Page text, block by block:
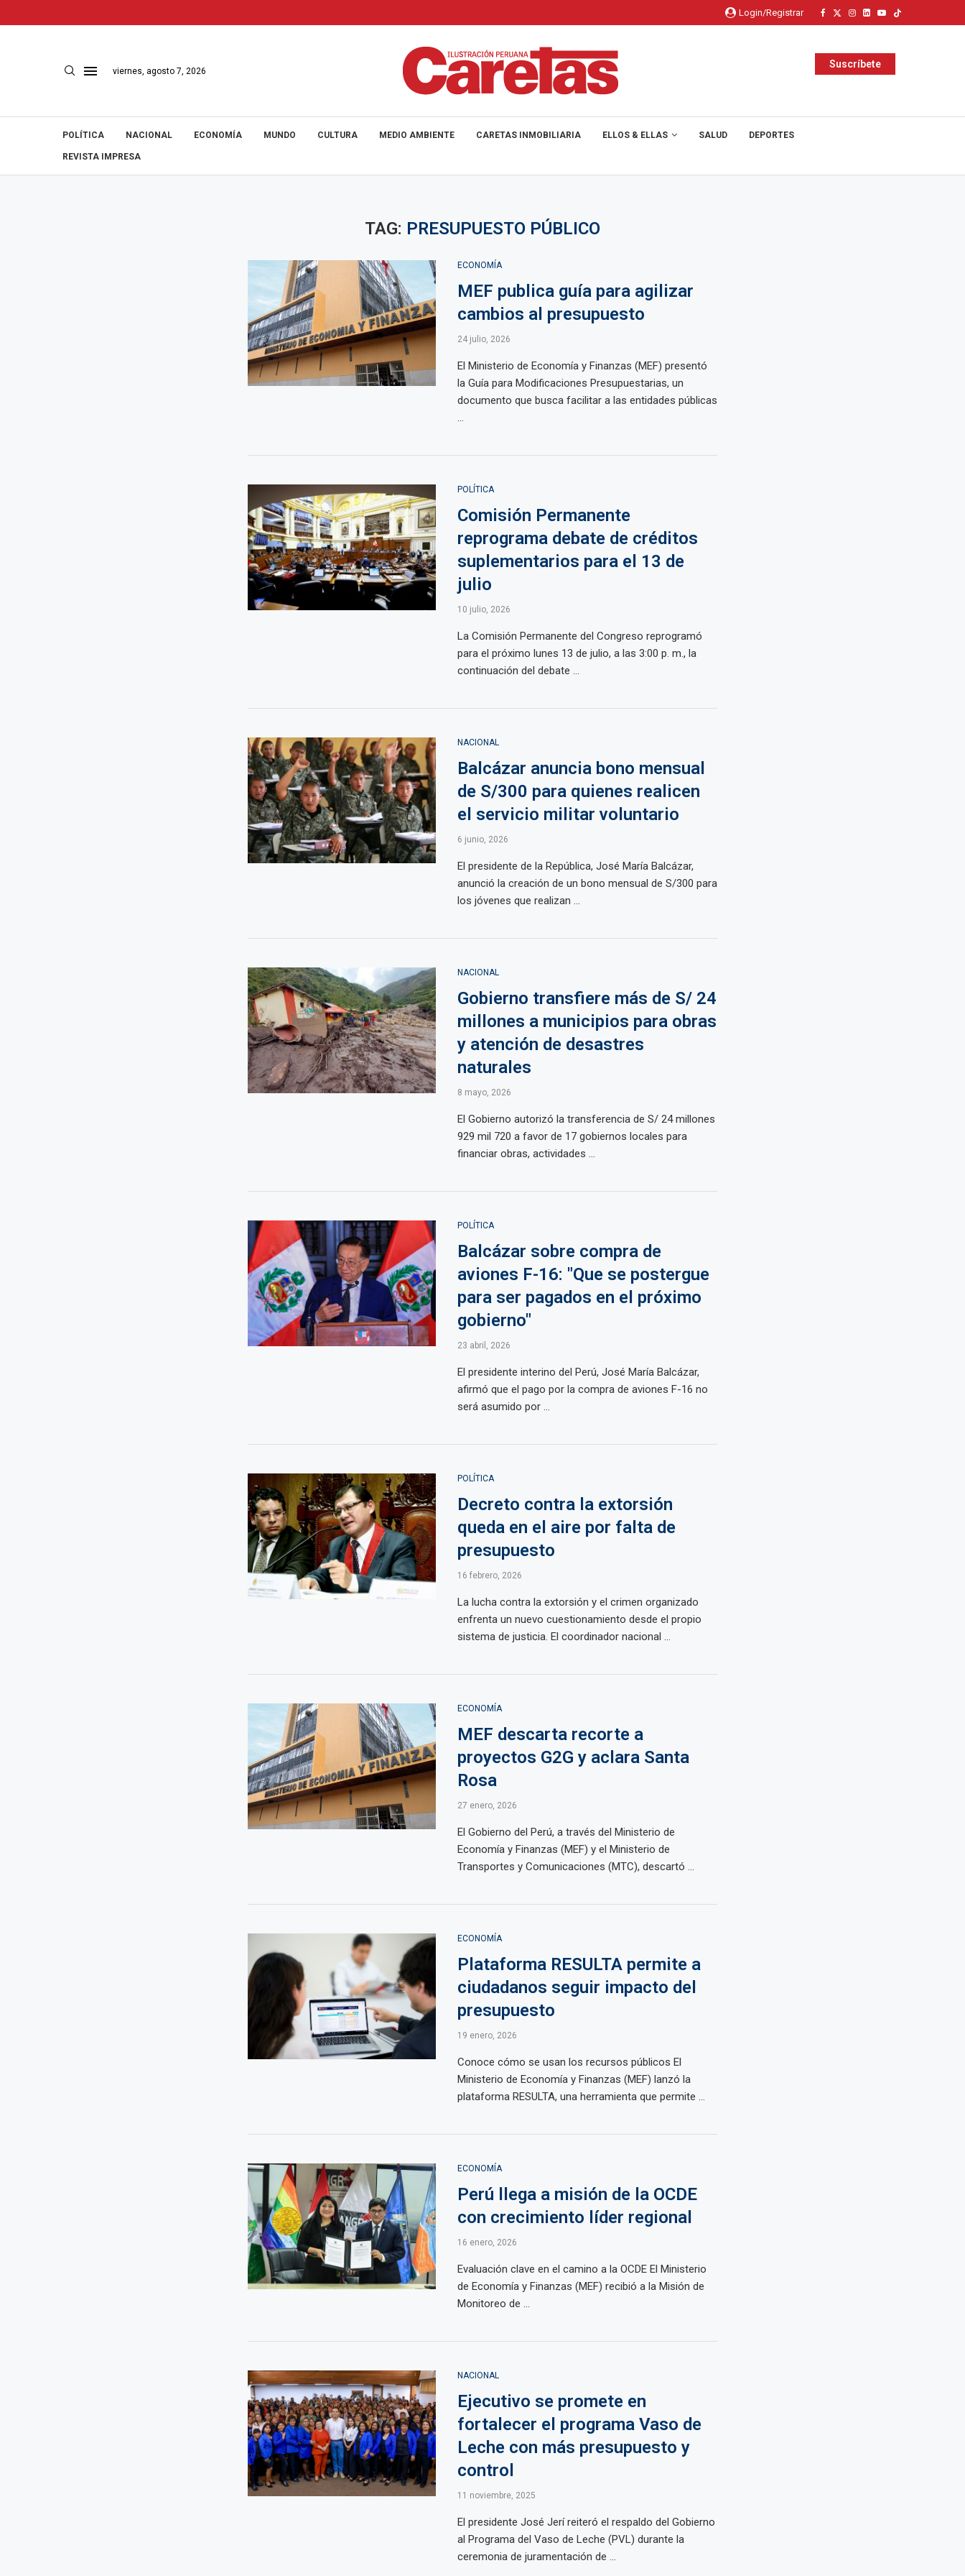
Login/Registrar
viernes, agosto 7, 2026
Suscríbete
POLÍTICA NACIONAL ECONOMÍA MUNDO CULTURA MEDIO AMBIENTE CARETAS INMOBILIARIA ELLOS & ELLAS SALUD DEPORTES
REVISTA IMPRESA
TAG: PRESUPUESTO PÚBLICO
ECONOMÍA
MEF publica guía para agilizar
cambios al presupuesto
24 julio, 2026
El Ministerio de Economía y Finanzas (MEF) presentó
la Guía para Modificaciones Presupuestarias, un
documento que busca facilitar a las entidades públicas
...
POLÍTICA
Comisión Permanente
reprograma debate de créditos
suplementarios para el 13 de
julio
10 julio, 2026
La Comisión Permanente del Congreso reprogramó
para el próximo lunes 13 de julio, a las 3:00 p. m., la
continuación del debate ...
NACIONAL
Balcázar anuncia bono mensual
de S/300 para quienes realicen
el servicio militar voluntario
6 junio, 2026
El presidente de la República, José María Balcázar,
anunció la creación de un bono mensual de S/300 para
los jóvenes que realizan ...
NACIONAL
Gobierno transfiere más de S/ 24
millones a municipios para obras
y atención de desastres
naturales
8 mayo, 2026
El Gobierno autorizó la transferencia de S/ 24 millones
929 mil 720 a favor de 17 gobiernos locales para
financiar obras, actividades ...
POLÍTICA
Balcázar sobre compra de
aviones F-16: "Que se postergue
para ser pagados en el próximo
gobierno"
23 abril, 2026
El presidente interino del Perú, José María Balcázar,
afirmó que el pago por la compra de aviones F-16 no
será asumido por ...
POLÍTICA
Decreto contra la extorsión
queda en el aire por falta de
presupuesto
16 febrero, 2026
La lucha contra la extorsión y el crimen organizado
enfrenta un nuevo cuestionamiento desde el propio
sistema de justicia. El coordinador nacional ...
ECONOMÍA
MEF descarta recorte a
proyectos G2G y aclara Santa
Rosa
27 enero, 2026
El Gobierno del Perú, a través del Ministerio de
Economía y Finanzas (MEF) y el Ministerio de
Transportes y Comunicaciones (MTC), descartó ...
ECONOMÍA
Plataforma RESULTA permite a
ciudadanos seguir impacto del
presupuesto
19 enero, 2026
Conoce cómo se usan los recursos públicos El
Ministerio de Economía y Finanzas (MEF) lanzó la
plataforma RESULTA, una herramienta que permite ...
ECONOMÍA
Perú llega a misión de la OCDE
con crecimiento líder regional
16 enero, 2026
Evaluación clave en el camino a la OCDE El Ministerio
de Economía y Finanzas (MEF) recibió a la Misión de
Monitoreo de ...
NACIONAL
Ejecutivo se promete en
fortalecer el programa Vaso de
Leche con más presupuesto y
control
11 noviembre, 2025
El presidente José Jerí reiteró el respaldo del Gobierno
al Programa del Vaso de Leche (PVL) durante la
ceremonia de juramentación de ...